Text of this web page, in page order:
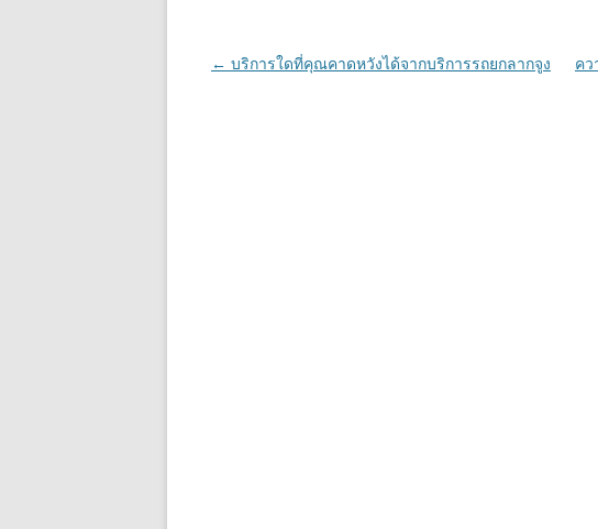
Post navigation
← บริการใดที่คุณคาดหวังได้จากบริการรถยกลากจูง คว